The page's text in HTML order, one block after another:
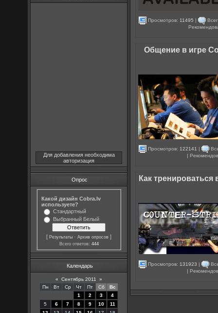
Для добавления необходима
авторизация
Опрос
Какой дизайн Cobra.lv
используете?
Стандартный
Выбранный Белый
[Результаты ·Архив опросов ]
Всего ответов: 444
Календарь
« Сентябрь 2011
»
Пн
Вт Ср Чт Пт Сб
Вс
1
2 3
4
5
6 7 8 9 10
11
Просмотров: 11495 |
Общение в игре
Просмотров: 122141 |
|
Как тренироваться
Просмотров: 131923 |
|